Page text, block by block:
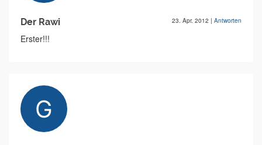
Der Rawi 23. Apr. 2012 | Antworten
Erster!!!